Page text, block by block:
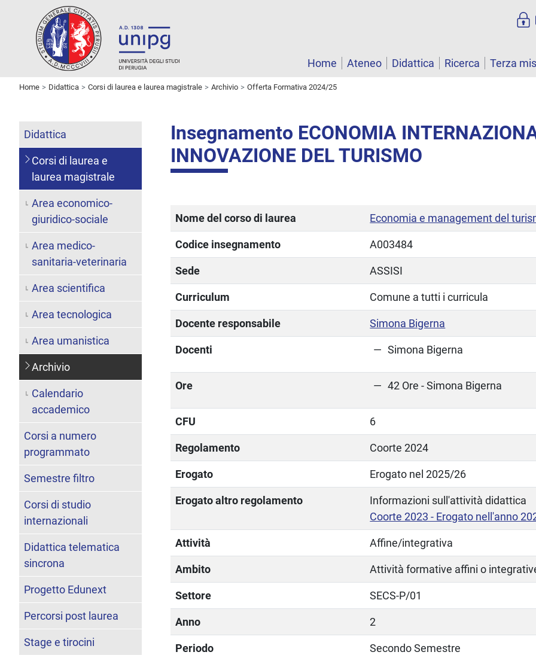
Home Ateneo Didattica Ricerca Terza
Home Didattica Corsi di laurea e laurea magistrale Archivio Offerta Formativa 2024/25
Insegnamento ECONOMIA
INNOVAZIONE DEL TURISMO
Nome del corso di laurea Economia e management del
Codice insegnamento A003484
Sede ASSISI
Curriculum Comune a tutti i curricula
Docente responsabile Simona Bigerna
Docenti Simona Bigerna
Ore 42 Ore - Simona Bigerna
CFU 6
Regolamento Coorte 2024
Erogato Erogato nel 2025/26
Erogato altro regolamento
Informazioni sull'attività didattica
Coorte 2023 - Erogato nell'anno
Attività Affine/integrativa
Ambito Attività formative affini o
Settore SECS-P/01
Anno 2
Periodo Secondo Semestre
Didattica
Corsi di laurea e
laurea magistrale
Area economico-
giuridico-sociale
Area medico-
sanitaria-veterinaria
Area scientifica
Area tecnologica
Area umanistica
Archivio
Calendario
accademico
Corsi a numero
programmato
Semestre filtro
Corsi di studio
internazionali
Didattica telematica
sincrona
Progetto Edunext
Percorsi post laurea
Stage e tirocini